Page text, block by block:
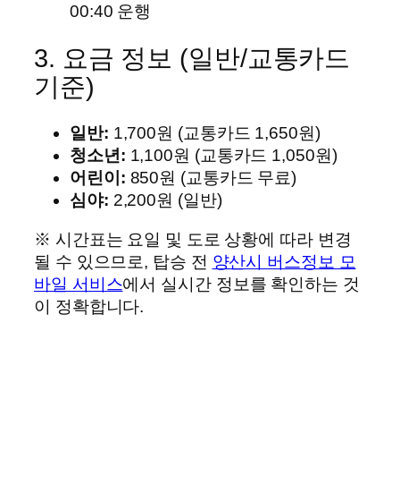
00:40 운행
3. 요금 정보 (일반/교통카드
기준)
일반: 1,700원 (교통카드 1,650원)
청소년: 1,100원 (교통카드 1,050원)
어린이: 850원 (교통카드 무료)
심야: 2,200원 (일반)
※ 시간표는 요일 및 도로 상황에 따라 변경
될 수 있으므로, 탑승 전 양산시 버스정보 모
바일 서비스에서 실시간 정보를 확인하는 것
이 정확합니다.